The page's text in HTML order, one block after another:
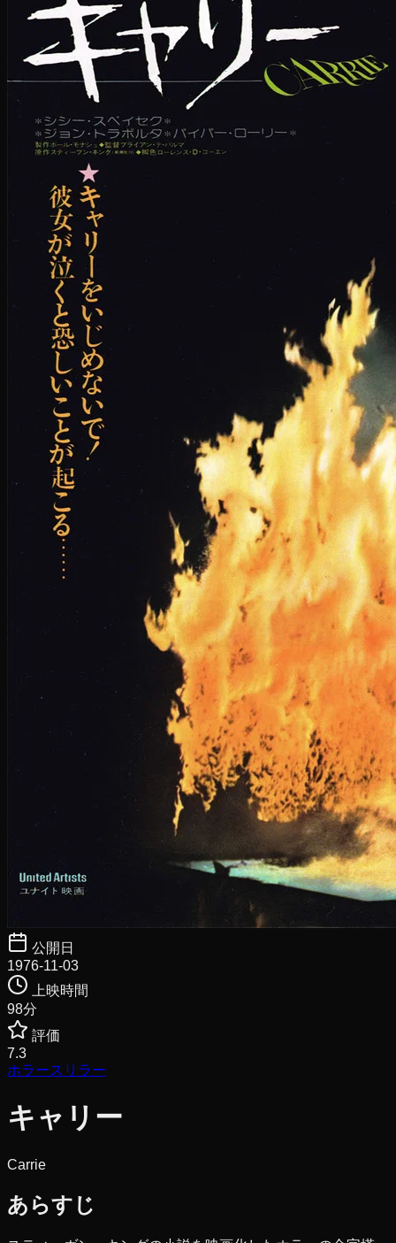
公開日
1976-11-03
上映時間
98分
評価
7.3
ホラースリラー
キャリー
Carrie
あらすじ